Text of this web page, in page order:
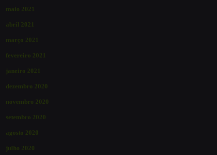
maio 2021
abril 2021
março 2021
fevereiro 2021
janeiro 2021
dezembro 2020
novembro 2020
setembro 2020
agosto 2020
julho 2020